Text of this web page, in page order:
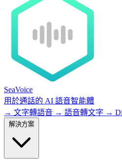
SeaVoice
用於通話的 AI 語音智能體
→ 文字轉語音 → 語音轉文字 →